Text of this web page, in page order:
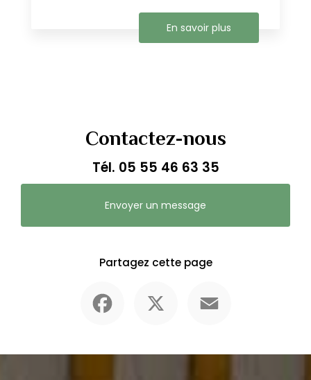
En savoir plus
Contactez-nous
Tél. 05 55 46 63 35
Envoyer un message
Partagez cette page